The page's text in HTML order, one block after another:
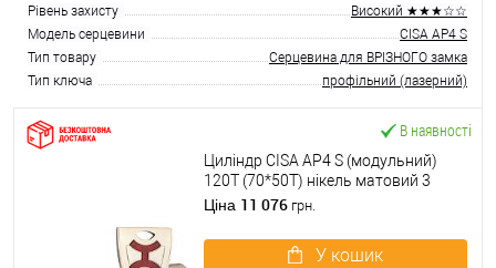
Рівень захисту
Високий ★★★☆☆
Модель серцевини
CISA AP4 S
Тип товару
Серцевина для ВРІЗНОГО замка
Тип ключа
профільний (лазерний)
В наявності
Циліндр CISA AP4 S (модульний)
120T (70*50T) нікель матовий 3
ключі
Ціна 11 076 грн.
У кошик